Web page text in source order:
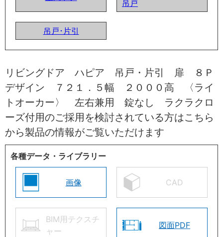
吊戸
吊戸･片引
リビングドア ハピア 吊戸・片引 扉 ８Ｐ
デザイン ７２１．５幅 ２０００高 〈ライ
トオーカー〉 左右兼用 錠なし ラクラクロ
ーズ付用のご採用を検討されている方はこちら
から製品の情報がご覧いただけます
各種データ・ライブラリー
画像 CAD
BIM用テクスチ
ャー
図面PDF